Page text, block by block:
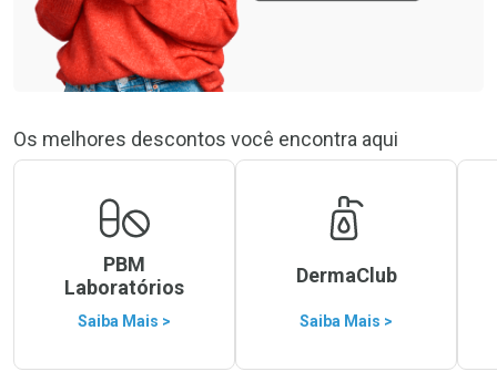
Os melhores descontos você encontra aqui
PBM
Laboratórios
Saiba Mais >
DermaClub
Saiba Mais >